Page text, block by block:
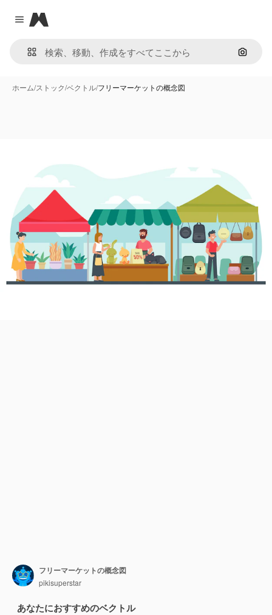
Close menu
Magnific
画像で
ホーム/ストック/ベクトル/フリーマーケットの概念図
フリーマーケットの概念図
pikisuperstar
あなたにおすすめのベクトル